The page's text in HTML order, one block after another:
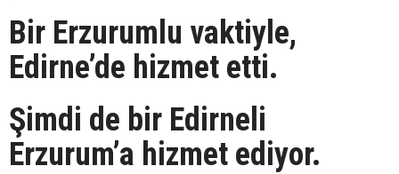
Bir Erzurumlu vaktiyle,
Edirne’de hizmet etti.
Şimdi de bir Edirneli
Erzurum’a hizmet ediyor.